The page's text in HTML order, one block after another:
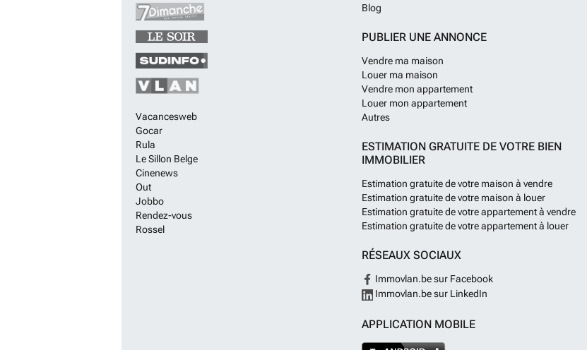
Vacancesweb
Gocar
Rula
Le Sillon Belge
Cinenews
Out
Jobbo
Rendez-vous
Rossel
Blog
PUBLIER UNE ANNONCE
Vendre ma maison
Louer ma maison
Vendre mon appartement
Louer mon appartement
Autres
ESTIMATION GRATUITE DE VOTRE BIEN
IMMOBILIER
Estimation gratuite de votre maison à vendre
Estimation gratuite de votre maison à louer
Estimation gratuite de votre appartement à vendre
Estimation gratuite de votre appartement à louer
RÉSEAUX SOCIAUX
Immovlan.be sur Facebook
Immovlan.be sur LinkedIn
APPLICATION MOBILE